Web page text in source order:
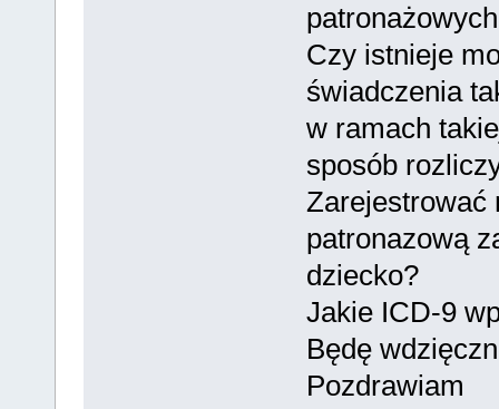
Czy istnieje
świadczenia
w ramach
sposób
Zarejestrować
patronazową
dziecko?
Jakie ICD-9
Będę
Pozdrawiam